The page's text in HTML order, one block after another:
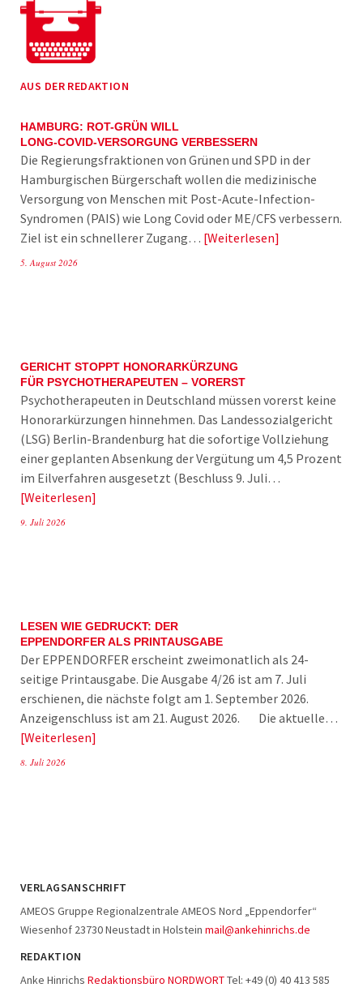
AUS DER REDAKTION
HAMBURG: ROT-GRÜN WILL
LONG-COVID-VERSORGUNG VERBESSERN
Die Regierungsfraktionen von Grünen und SPD in der
Hamburgischen Bürgerschaft wollen die medizinische
Versorgung von Menschen mit Post-Acute-Infection-
Syndromen (PAIS) wie Long Covid oder ME/CFS verbessern.
Ziel ist ein schnellerer Zugang… Weiterlesen
5. August 2026
GERICHT STOPPT HONORARKÜRZUNG
FÜR PSYCHOTHERAPEUTEN – VORERST
Psychotherapeuten in Deutschland müssen vorerst keine
Honorarkürzungen hinnehmen. Das Landessozialgericht
(LSG) Berlin-Brandenburg hat die sofortige Vollziehung
einer geplanten Absenkung der Vergütung um 4,5 Prozent
im Eilverfahren ausgesetzt (Beschluss 9. Juli…
Weiterlesen
9. Juli 2026
LESEN WIE GEDRUCKT: DER
EPPENDORFER ALS PRINTAUSGABE
Der EPPENDORFER erscheint zweimonatlich als 24-
seitige Printausgabe. Die Ausgabe 4/26 ist am 7. Juli
erschienen, die nächste folgt am 1. September 2026.
Anzeigenschluss ist am 21. August 2026. Die aktuelle…
Weiterlesen
8. Juli 2026
VERLAGSANSCHRIFT
AMEOS Gruppe Regionalzentrale AMEOS Nord „Eppendorfer“
Wiesenhof 23730 Neustadt in Holstein mail@ankehinrichs.de
REDAKTION
Anke Hinrichs Redaktionsbüro NORDWORTTel: +49 (0) 40 413 585